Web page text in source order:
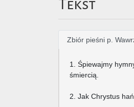
Tekst
Zbiór pieśni p.
1. Śpiewajmy
śmiercią.
2. Jak Chrystus